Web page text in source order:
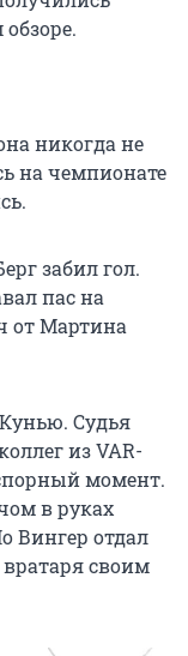
никогда не
на чемпионате
забил гол.
пас на
от Мартина
Судья
из VAR-
момент.
в руках
Вингер отдал
своим